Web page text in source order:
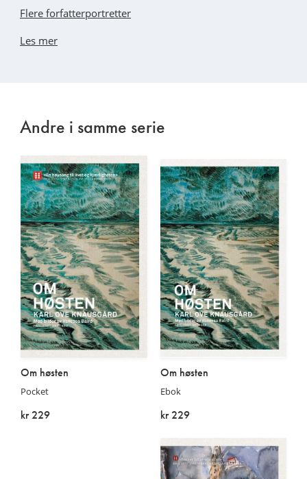
Flere forfatterportretter
Les mer
Andre i samme serie
Om høsten
Pocket
kr 229
Om høsten
Ebok
kr 229